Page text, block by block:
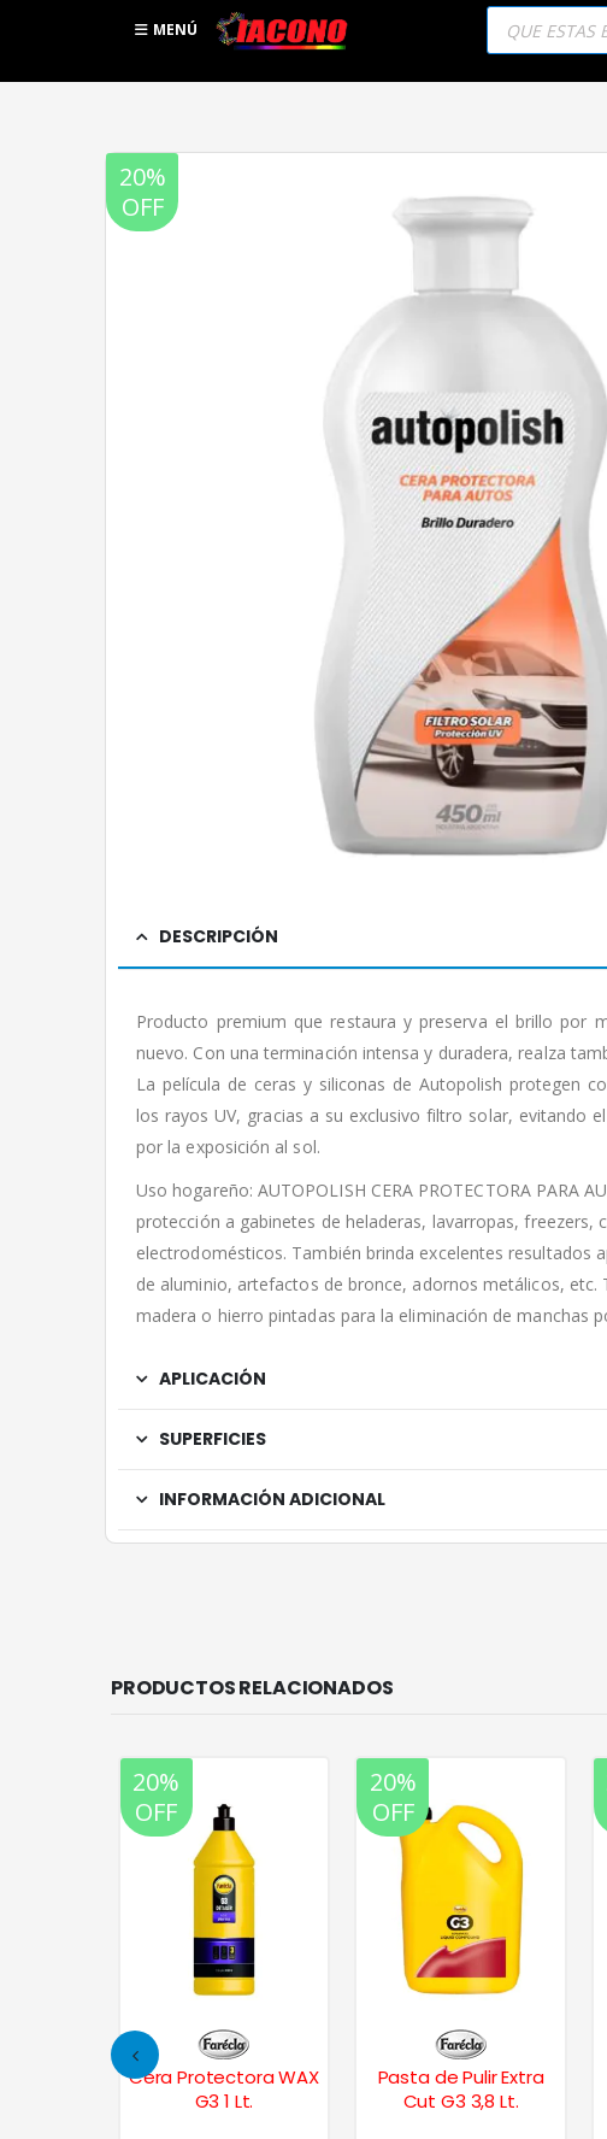
MENÚ
Búsqueda
productos
20%
OFF
DESCRIPCIÓN
Producto premium que restaura y preserva el brillo por
nuevo. Con una terminación intensa y duradera, realza
La película de ceras y siliconas de Autopolish protegen
los rayos UV, gracias a su exclusivo filtro solar, evitando
por la exposición al sol.
Uso hogareño: AUTOPOLISH CERA PROTECTORA PARA
protección a gabinetes de heladeras, lavarropas, freezers,
electrodomésticos. También brinda excelentes resultados
de aluminio, artefactos de bronce, adornos metálicos, etc.
madera o hierro pintadas para la eliminación de manchas
APLICACIÓN
SUPERFICIES
INFORMACIÓN ADICIONAL
PRODUCTOS RELACIONADOS
20%
OFF
Cera Protectora WAX
G3 1 Lt.
20%
OFF
Pasta de Pulir Extra
Cut G3 3,8 Lt.